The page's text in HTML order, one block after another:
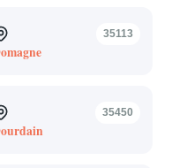
35113
35450